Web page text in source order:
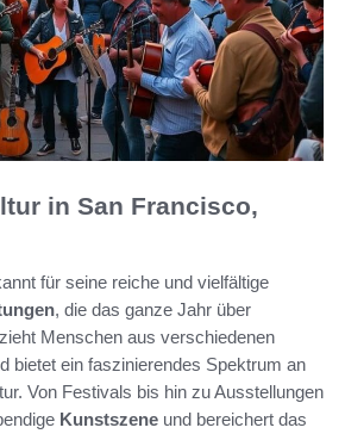
in San Francisco,
für seine reiche und vielfältige
, die das ganze Jahr über
Menschen aus verschiedenen
bietet ein faszinierendes Spektrum an
Von Festivals bis hin zu Ausstellungen
Kunstszene und bereichert das